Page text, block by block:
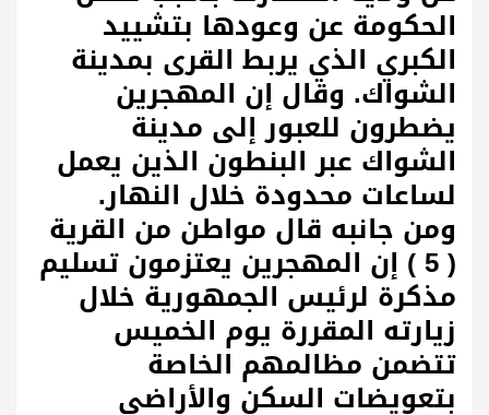
الحكومة عن وعودها بتشييد
الكبري الذي يربط القرى بمدينة
الشواك. وقال إن المهجرين
يضطرون للعبور إلى مدينة
الشواك عبر البنطون الذين يعمل
لساعات محدودة خلال النهار.
ومن جانبه قال مواطن من القرية
( 5 ) إن المهجرين يعتزمون تسليم
مذكرة لرئيس الجمهورية خلال
زيارته المقررة يوم الخميس
تتضمن مظالمهم الخاصة
بتعويضات السكن والأراضي